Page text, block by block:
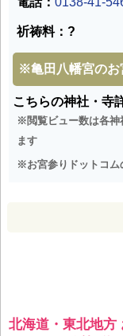
祈祷料：?
※亀田八幡宮の
こちらの神社・寺
※閲覧ビュー数は各神
ます
※お宮参りドットコム
北海道・東北地方